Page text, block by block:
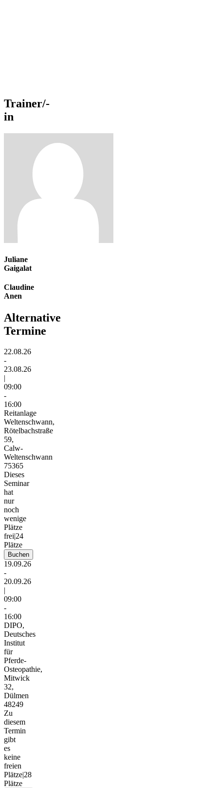
Trainer/-
in
Juliane
Gaigalat
Claudine
Anen
Alternative
Termine
22.08.26
-
23.08.26
|
09:00
-
16:00
Reitanlage
Weltenschwann,
Rötelbachstraße
59,
Calw-
Weltenschwann
75365
Dieses
Seminar
hat
nur
noch
wenige
Plätze
frei|24
Plätze
Buchen
19.09.26
-
20.09.26
|
09:00
-
16:00
DIPO,
Deutsches
Institut
für
Pferde-
Osteopathie,
Mitwick
32,
Dülmen
48249
Zu
diesem
Termin
gibt
es
keine
freien
Plätze|28
Plätze